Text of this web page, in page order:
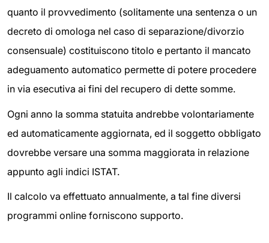
quanto il provvedimento (solitamente una sentenza o un
decreto di omologa nel caso di separazione/divorzio
consensuale) costituiscono titolo e pertanto il mancato
adeguamento automatico permette di potere procedere
in via esecutiva ai fini del recupero di dette somme.
Ogni anno la somma statuita andrebbe volontariamente
ed automaticamente aggiornata, ed il soggetto obbligato
dovrebbe versare una somma maggiorata in relazione
appunto agli indici ISTAT.
Il calcolo va effettuato annualmente, a tal fine diversi
programmi online forniscono supporto.